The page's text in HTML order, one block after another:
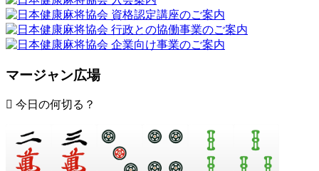
マージャン広場
今日の何切る？